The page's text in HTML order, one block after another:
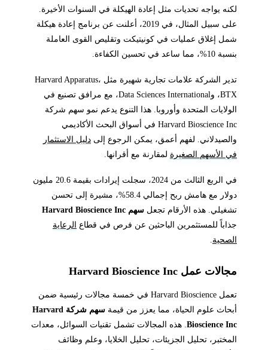
لكنه يواجه تحديات مثل إعادة الهيكلة في السنوات الأخيرة.
على سبيل المثال، في 2019، أعلنت عن برنامج إعادة هيكلة
شمل إغلاق عمليات في كونيتيكت وتقليص القوى العاملة
بنسبة 10%، مما ساعد في تحسين الكفاءة.
تدير الشركة علامات تجارية شهيرة مثل Harvard Apparatus،
BTX، وData Sciences International، مع مرافق تصنيع في
الولايات المتحدة وأوروبا. هذا التنوع يدعم نمو سهم شركة
Harvard Bioscience Inc في أسواق البحث الأكاديمي
والصيدلاني. لفهم أعمق، يمكن الرجوع إلى دليل الاستثمار
في الأسهم الصغيرةلمقارنة مع أقرانها.
في الربع الثالث من 2024، سجلت إيرادات بقيمة 20.6 مليون
دولار مع هامش ربح إجمالي 58.4%، مشيرة إلى تحسن
تشغيلي. هذه الأرقام تجعل سهم Harvard Bioscience Inc
جذاباً للمستثمرين الباحثين عن فرص في قطاع الرعاية
الصحية.
مجالات عمل Harvard Bioscience Inc
تعمل Harvard Bioscience في خمسة مجالات رئيسية ضمن
أبحاث علوم الحياة، مما يعزز من قيمة
سهم شركة Harvard
Bioscience Inc. هذه المجالات تشمل تقنيات السوائل، معدات
المختبر، تحليل الجزيئات، تحليل الخلايا، وعلم وظائف